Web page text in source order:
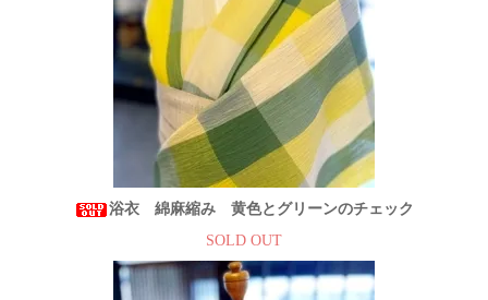
浴衣 綿麻縮み 黄色とグリーンのチェック
SOLD OUT